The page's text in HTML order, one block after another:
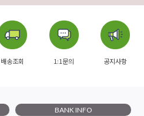
배송조회 1:1문의 공지사항
BANK INFO